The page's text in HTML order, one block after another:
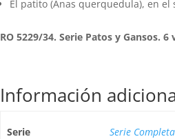
El patito (Anas querquedula), en el
RO 5229/34. Serie Patos y Gansos.
Información
Serie Serie Completa